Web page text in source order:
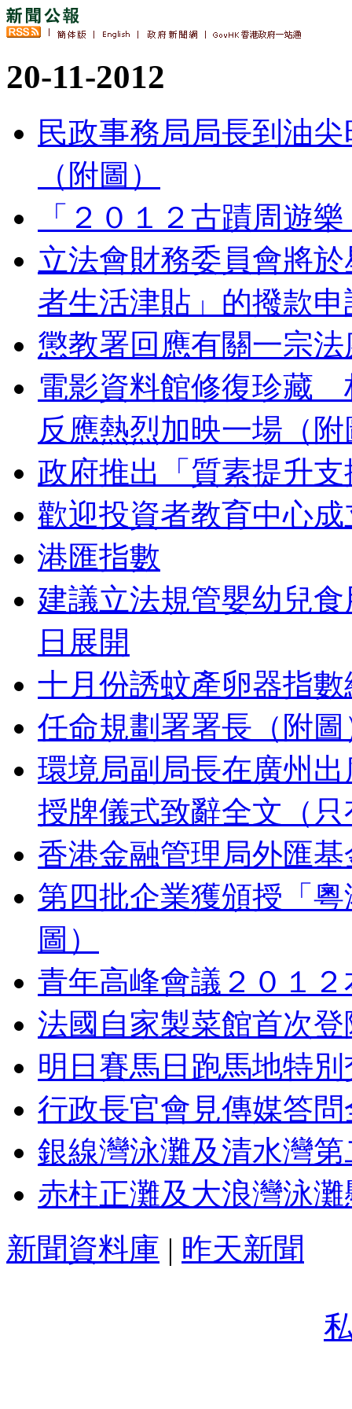
20-11-2012
民政事務局局長到油
（附圖）
「２０１２古蹟周遊
立法會財務委員會將
者生活津貼」的撥款申
懲教署回應有關一宗
電影資料館修復珍藏
反應熱烈加映一場（
政府推出「質素提升
歡迎投資者教育中心
港匯指數
建議立法規管嬰幼兒
日展開
十月份誘蚊產卵器指數
任命規劃署署長（附圖
環境局副局長在廣州
授牌儀式致辭全文（
香港金融管理局外匯
第四批企業獲頒授「
圖）
青年高峰會議２０１
法國自家製菜館首次
明日賽馬日跑馬地特
行政長官會見傳媒答
銀線灣泳灘及清水灣
赤柱正灘及大浪灣泳
新聞資料庫 | 昨天新聞